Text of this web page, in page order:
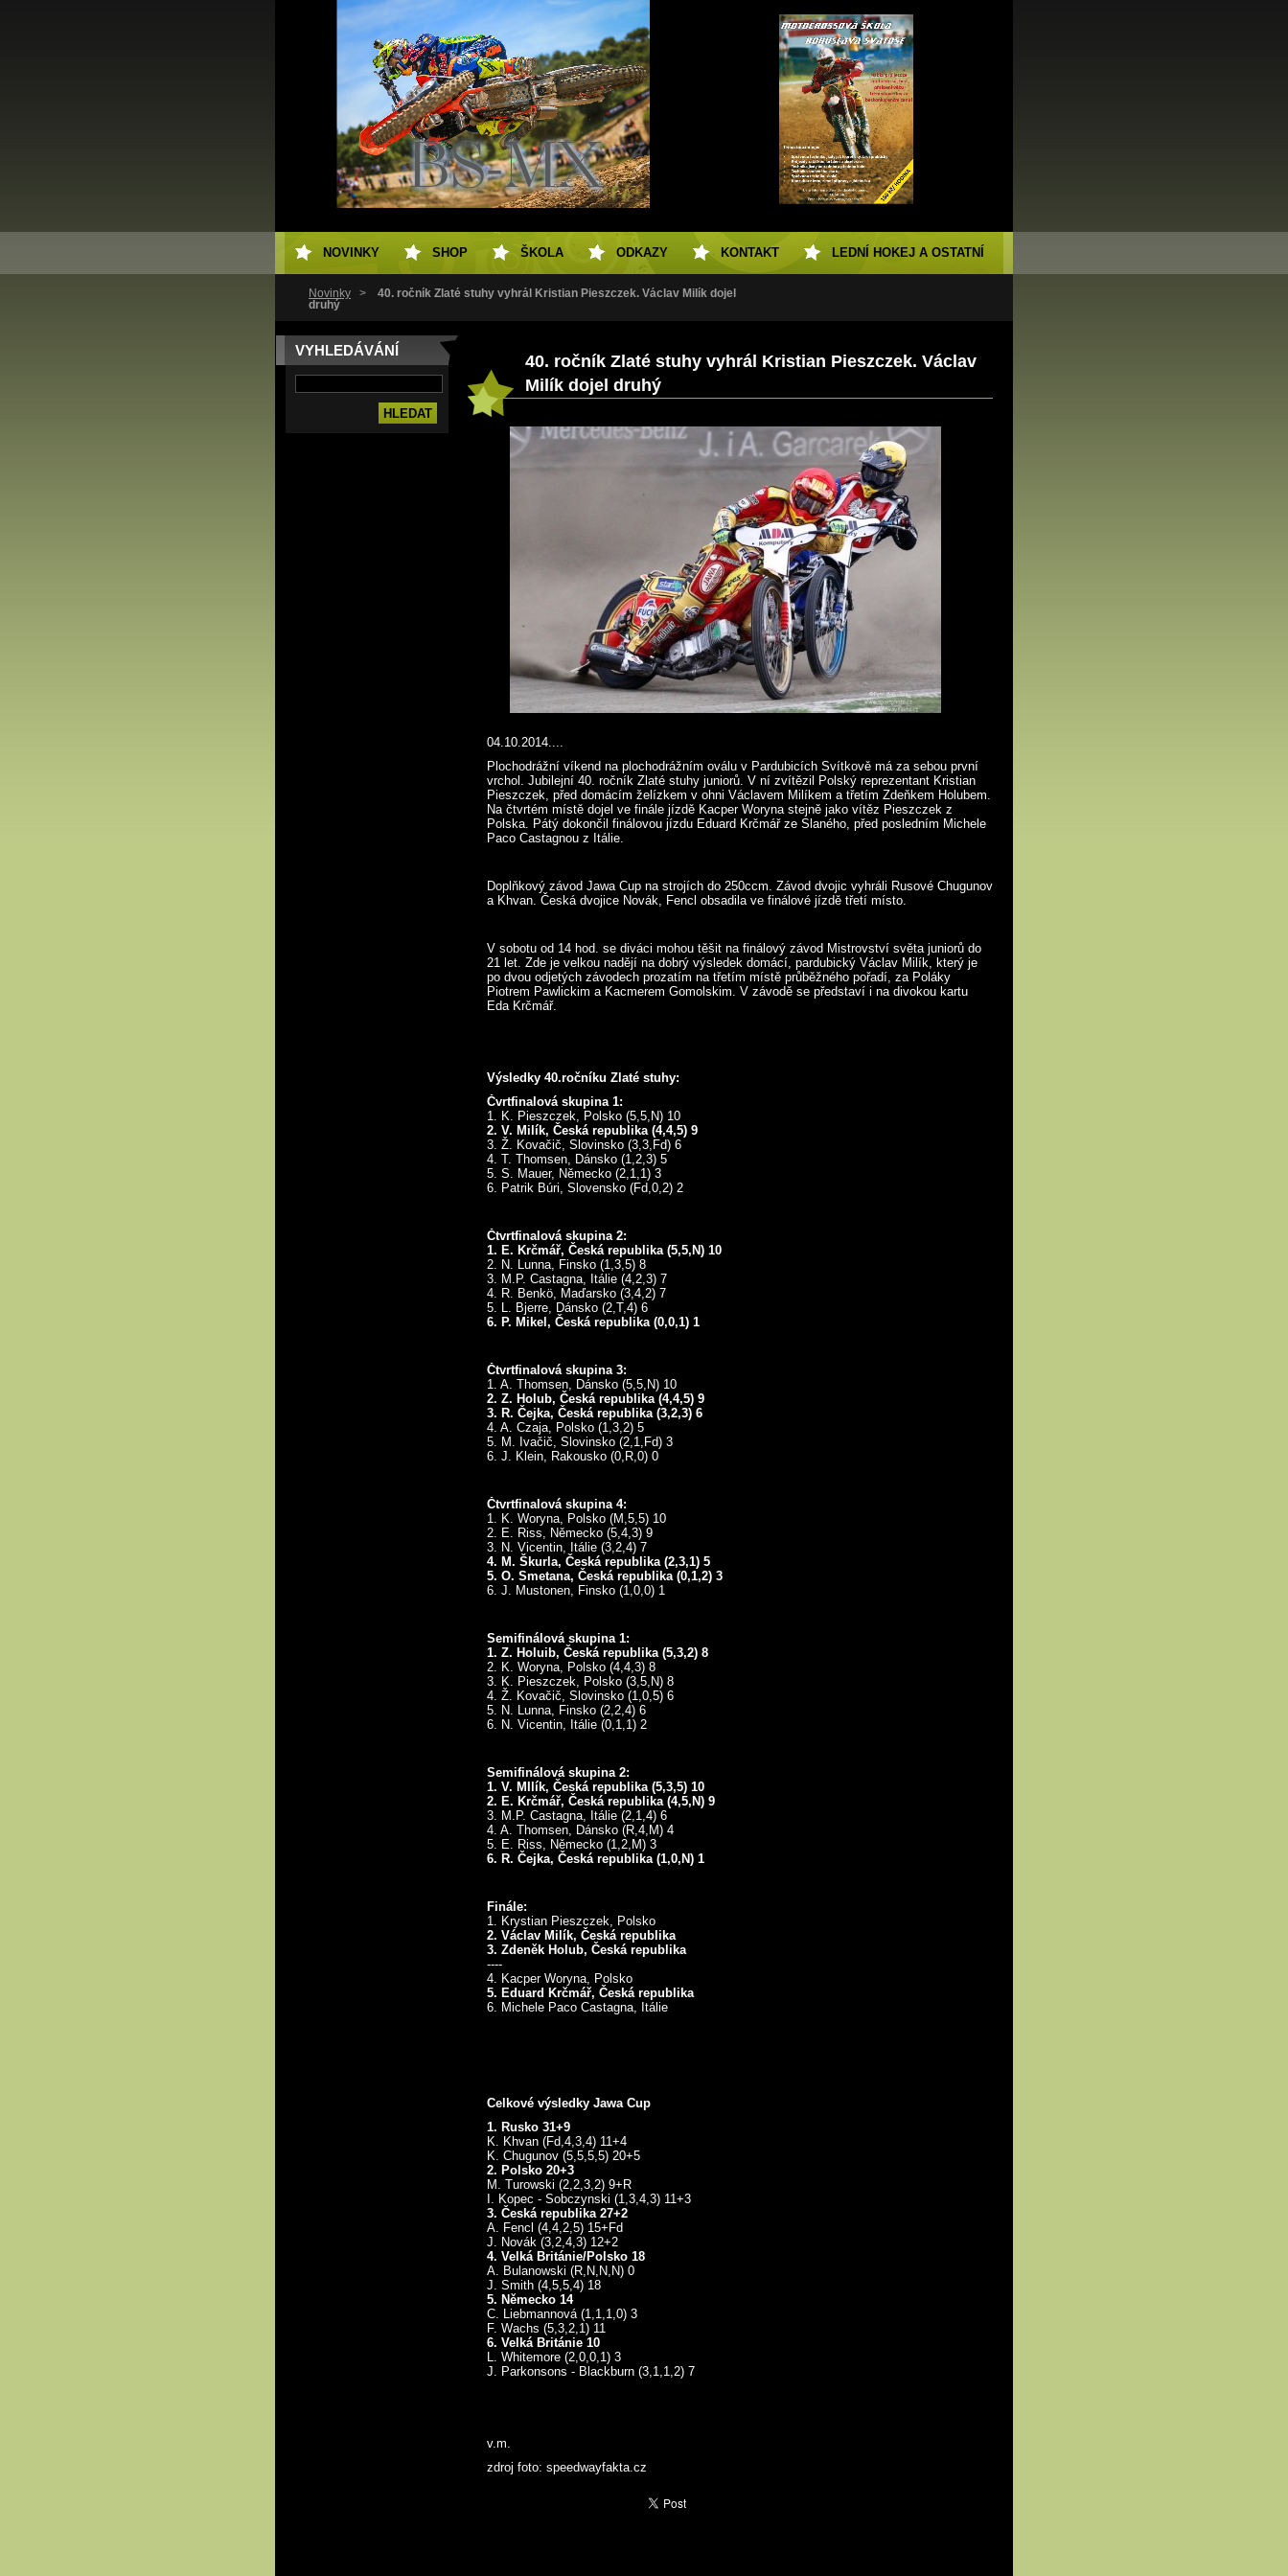
Novinky >
40. ročník Zlaté stuhy vyhrál Kristian Pieszczek. Václav Milík dojel
druhý
VYHLEDÁVÁNÍ
40. ročník Zlaté stuhy vyhrál Kristian Pieszczek. Václav
Milík dojel druhý
04.10.2014....
Plochodrážní víkend na plochodrážním oválu v Pardubicích Svítkově má za sebou první
vrchol. Jubilejní 40. ročník Zlaté stuhy juniorů. V ní zvítězil Polský reprezentant Kristian
Pieszczek, před domácím želízkem v ohni Václavem Milíkem a třetím Zdeňkem Holubem.
Na čtvrtém místě dojel ve finále jízdě Kacper Woryna stejně jako vítěz Pieszczek z
Polska. Pátý dokončil finálovou jízdu Eduard Krčmář ze Slaného, před posledním Michele
Paco Castagnou z Itálie.
Doplňkový závod Jawa Cup na strojích do 250ccm. Závod dvojic vyhráli Rusové Chugunov
a Khvan. Česká dvojice Novák, Fencl obsadila ve finálové jízdě třetí místo.
V sobotu od 14 hod. se diváci mohou těšit na finálový závod Mistrovství světa juniorů do
21 let. Zde je velkou nadějí na dobrý výsledek domácí, pardubický Václav Milík, který je
po dvou odjetých závodech prozatím na třetím místě průběžného pořadí, za Poláky
Piotrem Pawlickim a Kacmerem Gomolskim. V závodě se představí i na divokou kartu
Eda Krčmář.
Výsledky 40.ročníku Zlaté stuhy:
Čvrtfinalová skupina 1:
1. K. Pieszczek, Polsko (5,5,N) 10
2. V. Milík, Česká republika (4,4,5) 9
3. Ž. Kovačič, Slovinsko (3,3,Fd) 6
4. T. Thomsen, Dánsko (1,2,3) 5
5. S. Mauer, Německo (2,1,1) 3
6. Patrik Búri, Slovensko (Fd,0,2) 2
Čtvrtfinalová skupina 2:
1. E. Krčmář, Česká republika (5,5,N) 10
2. N. Lunna, Finsko (1,3,5) 8
3. M.P. Castagna, Itálie (4,2,3) 7
4. R. Benkö, Maďarsko (3,4,2) 7
5. L. Bjerre, Dánsko (2,T,4) 6
6. P. Mikel, Česká republika (0,0,1) 1
Čtvrtfinalová skupina 3:
1. A. Thomsen, Dánsko (5,5,N) 10
2. Z. Holub, Česká republika (4,4,5) 9
3. R. Čejka, Česká republika (3,2,3) 6
4. A. Czaja, Polsko (1,3,2) 5
5. M. Ivačič, Slovinsko (2,1,Fd) 3
6. J. Klein, Rakousko (0,R,0) 0
Čtvrtfinalová skupina 4:
1. K. Woryna, Polsko (M,5,5) 10
2. E. Riss, Německo (5,4,3) 9
3. N. Vicentin, Itálie (3,2,4) 7
4. M. Škurla, Česká republika (2,3,1) 5
5. O. Smetana, Česká republika (0,1,2) 3
6. J. Mustonen, Finsko (1,0,0) 1
Semifinálová skupina 1:
1. Z. Holuib, Česká republika (5,3,2) 8
2. K. Woryna, Polsko (4,4,3) 8
3. K. Pieszczek, Polsko (3,5,N) 8
4. Ž. Kovačič, Slovinsko (1,0,5) 6
5. N. Lunna, Finsko (2,2,4) 6
6. N. Vicentin, Itálie (0,1,1) 2
Semifinálová skupina 2:
1. V. MIlík, Česká republika (5,3,5) 10
2. E. Krčmář, Česká republika (4,5,N) 9
3. M.P. Castagna, Itálie (2,1,4) 6
4. A. Thomsen, Dánsko (R,4,M) 4
5. E. Riss, Německo (1,2,M) 3
6. R. Čejka, Česká republika (1,0,N) 1
Finále:
1. Krystian Pieszczek, Polsko
2. Václav Milík, Česká republika
3. Zdeněk Holub, Česká republika
----
4. Kacper Woryna, Polsko
5. Eduard Krčmář, Česká republika
6. Michele Paco Castagna, Itálie
Celkové výsledky Jawa Cup
1. Rusko 31+9
K. Khvan (Fd,4,3,4) 11+4
K. Chugunov (5,5,5,5) 20+5
2. Polsko 20+3
M. Turowski (2,2,3,2) 9+R
I. Kopec - Sobczynski (1,3,4,3) 11+3
3. Česká republika 27+2
A. Fencl (4,4,2,5) 15+Fd
J. Novák (3,2,4,3) 12+2
4. Velká Británie/Polsko 18
A. Bulanowski (R,N,N,N) 0
J. Smith (4,5,5,4) 18
5. Německo 14
C. Liebmannová (1,1,1,0) 3
F. Wachs (5,3,2,1) 11
6. Velká Británie 10
L. Whitemore (2,0,0,1) 3
J. Parkonsons - Blackburn (3,1,1,2) 7
v.m.
zdroj foto: speedwayfakta.cz
NOVINKY SHOP ŠKOLA ODKAZY KONTAKT LEDNÍ HOKEJ A OSTATNÍ